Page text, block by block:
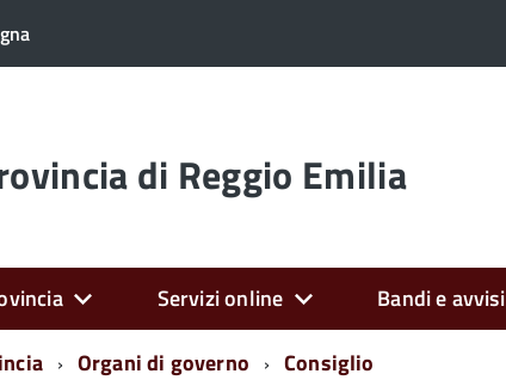
di Reggio Emilia
Servizi online Bandi e avvisi
Organi di governo Consiglio